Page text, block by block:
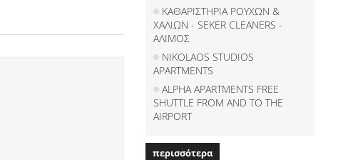
ΚΑΘΑΡΙΣΤΗΡΙΑ ΡΟΥΧΩΝ &
ΧΑΛΙΩΝ - SEKER CLEANERS -
ΑΛΙΜΟΣ
NIKOLAOS STUDIOS
APARTMENTS
ALPHA APARTMENTS FREE
SHUTTLE FROM AND TO THE
AIRPORT
περισσότερα